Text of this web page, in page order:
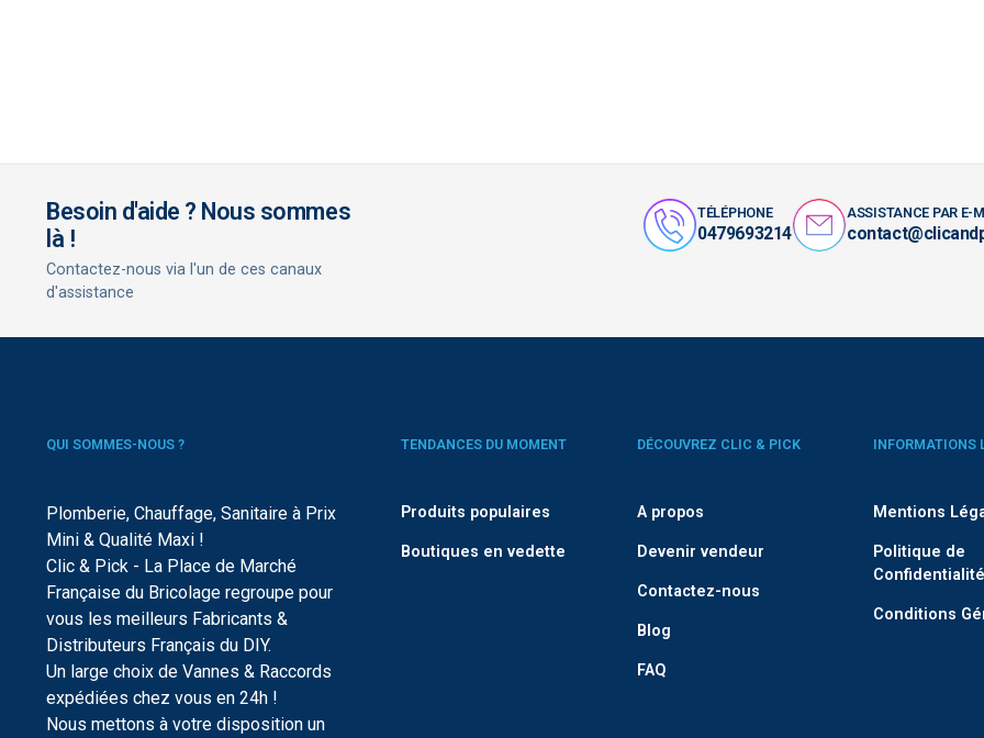
Besoin d'aide ? Nous sommes
là !
Contactez-nous via l'un de ces canaux
d'assistance
TÉLÉPHONE
0479693214
ASSISTANCE PAR E-
QUI SOMMES-NOUS ?
Plomberie, Chauffage, Sanitaire à Prix
Mini & Qualité Maxi !
Clic & Pick - La Place de Marché
Française du Bricolage regroupe pour
vous les meilleurs Fabricants &
Distributeurs Français du DIY.
Un large choix de Vannes & Raccords
expédiées chez vous en 24h !
Nous mettons à votre disposition un
TENDANCES DU MOMENT
Produits populaires
Boutiques en vedette
DÉCOUVREZ CLIC & PICK
A propos
Devenir vendeur
Contactez-nous
Blog
FAQ
INFORMATIONS
Mentions
Politique de
Confidentialité
Conditions